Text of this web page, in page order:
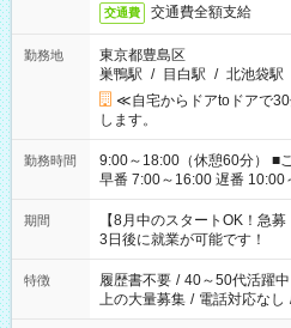
交通費 交通費全額支給
勤務地
東京都豊島区
巣鴨駅 / 目白駅 / 北池袋駅
≪自宅からドアtoドアで
します。
勤務時間
9:00～18:00（休憩60分） ■ご希望があれば下記シフトもOK！
早番 7:00～16:00 遅番 10:00～
と休みを合わせたい」 「余
「できれば残業はしたくな
ね。 ※Wワーク希望の方へ 今ご覧のお仕事で希望する勤務時間
と、もう1つのお仕事の勤務
合は応募できません。
期間
【8月中のスタートOK！急
3日後に就業が可能です！
特徴 履歴書不要 / 40～50代活躍中
上の大量募集 / 電話対応なし